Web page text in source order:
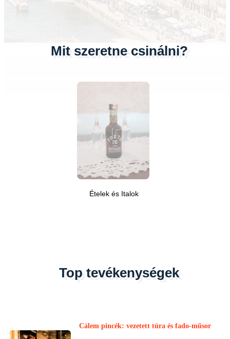
Mit szeretne csinálni?
Ételek és Italok
Top tevékenységek
Cálem pincék: vezetett túra és fado-műsor